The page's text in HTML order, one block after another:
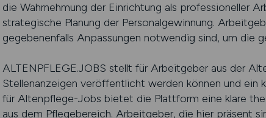
die Wahrnehmung der Einrichtung als professioneller
strategische Planung der Personalgewinnung.
gegebenenfalls Anpassungen notwendig sind, um die
ALTENPFLEGE.JOBS stellt für Arbeitgeber aus der
Stellenanzeigen veröffentlicht werden können und
für Altenpflege-Jobs bietet die Plattform eine klare
aus dem Pflegebereich. Arbeitgeber, die hier präsent